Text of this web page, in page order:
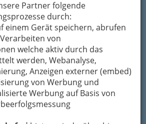
Partner folgende
durch:
einem Gerät speichern, abrufen
von
welche aktiv durch das
werden, Webanalyse,
Anzeigen externer (embed)
von Werbung und
Werbung auf Basis von
auch handwerkliche
sie den Medien als
zur Verfügung stellen.
Moderatorin bei einem
Sender und als Sprecherin
Diese Erfahrungen stärkten
als Moderatorin tätig zu sein.
sie auch ihre Stimme in
wobei sie 1997 sie unter
einen Talentwettbewerb